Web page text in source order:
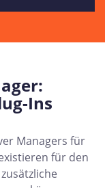
Ins
Managers für
für den